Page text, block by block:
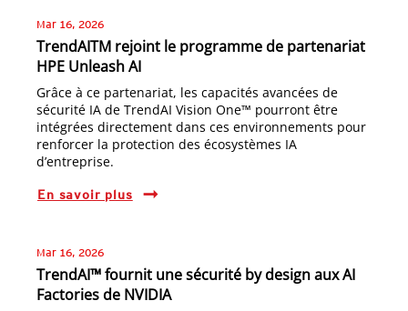
Mar 16, 2026
TrendAITM rejoint le programme de partenariat
HPE Unleash AI
Grâce à ce partenariat, les capacités avancées de
sécurité IA de TrendAI Vision One™ pourront être
intégrées directement dans ces environnements pour
renforcer la protection des écosystèmes IA
d’entreprise.
En savoir plus
Mar 16, 2026
TrendAI™ fournit une sécurité by design aux AI
Factories de NVIDIA